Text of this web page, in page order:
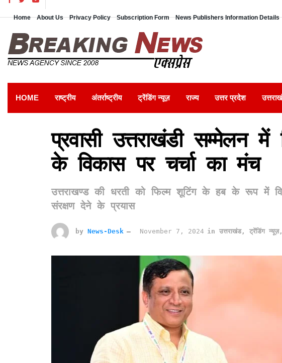
Home About Us Privacy Policy Subscription Form News Publishers Information Details
HOME राष्ट्रीय अंतर्राष्ट्रीय ट्रेंडिंग न्यूज़ राज्य उत्तर प्रदेश
प्रवासी उत्तराखंडी सम्मेलन
के विकास पर चर्चा का मंच
उत्तराखण्ड की धरती को फिल्म शूटिंग के हब के रूप में
संरक्षण देने के प्रयास
by News-Desk November 7, 2024 in उत्तराखंड, ट्रेंडिंग न्यूज़